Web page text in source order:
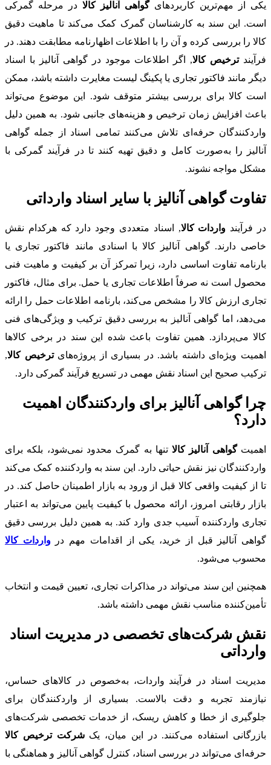
یکی از مهم‌ترین کاربردهایگواهی آنالیز کالا در مرحله گمرکی
است. این سند به کارشناسان گمرک کمک می‌کند تا ماهیت دقیق
کالا را بررسی کرده و آن را با اطلاعات اظهارنامه مطابقت دهند. در
فرآیندترخیص کالا, اگر اطلاعات موجود در گواهی آنالیز با اسناد
دیگر مانند فاکتور تجاری یا پکینگ لیست مغایرت داشته باشد، ممکن
است کالا برای بررسی بیشتر متوقف شود. این موضوع می‌تواند
باعث افزایش زمان ترخیص و هزینه‌های جانبی شود. به همین دلیل
واردکنندگان حرفه‌ای تلاش می‌کنند تمامی اسناد از جمله گواهی
آنالیز را به‌صورت کامل و دقیق تهیه کنند تا در فرآیند گمرکی با
مشکل مواجه نشوند.
تفاوت گواهی آنالیز با سایر اسناد وارداتی
در فرآیند واردات کالا, اسناد متعددی وجود دارد که هرکدام نقش
خاصی دارند. گواهی آنالیز کالا با اسنادی مانند فاکتور تجاری یا
بارنامه تفاوت اساسی دارد، زیرا تمرکز آن بر کیفیت و ماهیت فنی
محصول است نه صرفاً اطلاعات تجاری یا حمل. برای مثال، فاکتور
تجاری ارزش کالا را مشخص می‌کند، بارنامه اطلاعات حمل را ارائه
می‌دهد، اما گواهی آنالیز به بررسی دقیق ترکیب و ویژگی‌های فنی
کالا می‌پردازد. همین تفاوت باعث شده این سند در برخی کالاها
اهمیت ویژه‌ای داشته باشد. در بسیاری از پروژه‌هایترخیص کالا,
ترکیب صحیح این اسناد نقش مهمی در تسریع فرآیند گمرکی دارد.
چرا گواهی آنالیز برای واردکنندگان اهمیت
دارد؟
اهمیتگواهی آنالیز کالاتنها به گمرک محدود نمی‌شود، بلکه برای
واردکنندگان نیز نقش حیاتی دارد. این سند به واردکننده کمک می‌کند
تا از کیفیت واقعی کالا قبل از ورود به بازار اطمینان حاصل کند. در
بازار رقابتی امروز، ارائه محصول با کیفیت پایین می‌تواند به اعتبار
تجاری واردکننده آسیب جدی وارد کند. به همین دلیل بررسی دقیق
گواهی آنالیز قبل از خرید، یکی از اقدامات مهم درواردات کالا
محسوب می‌شود.
همچنین این سند می‌تواند در مذاکرات تجاری، تعیین قیمت و انتخاب
تأمین‌کننده مناسب نقش مهمی داشته باشد.
نقش شرکت‌های تخصصی در مدیریت اسناد
وارداتی
مدیریت اسناد در فرآیند واردات، به‌خصوص در کالاهای حساس،
نیازمند تجربه و دقت بالاست. بسیاری از واردکنندگان برای
جلوگیری از خطا و کاهش ریسک، از خدمات تخصصی شرکت‌های
بازرگانی استفاده می‌کنند. در این میان، یکشرکت ترخیص کالا
حرفه‌ای می‌تواند در بررسی اسناد، کنترل گواهی آنالیز و هماهنگی با